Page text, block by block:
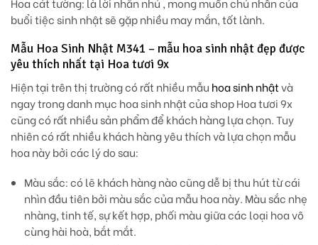
Hoa cát tường: là lời nhắn nhủ , mong muốn chủ nhân của
buổi tiệc sinh nhật sẽ gặp nhiều may mắn, tốt lành.
Mẫu Hoa Sinh Nhật M341 – mẫu hoa sinh nhật đẹp được
yêu thích nhất tại Hoa tươi 9x
Hiện tại trên thị trường có rất nhiều mẫu hoa sinh nhậtvà
ngay trong danh mục hoa sinh nhật của shop Hoa tươi 9x
cũng có rất nhiều sản phẩm để khách hàng lựa chọn. Tuy
nhiên có rất nhiều khách hàng yêu thích và lựa chọn mẫu
hoa này bởi các lý do sau:
Màu sắc:có lẽ khách hàng nào cũng dễ bị thu hút từ cái
nhìn đầu tiên bởi màu sắc của mẫu hoa này. Màu sắc nhẹ
nhàng, tinh tế, sự kết hợp, phối màu giữa các loại hoa vô
cùng hài hoà, bắt mắt.